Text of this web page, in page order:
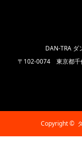
DAN-TRA
〒102‐0074 東京都千
Copyright ©